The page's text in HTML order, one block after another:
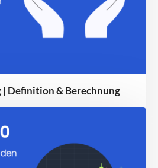
| Definition & Berechnung